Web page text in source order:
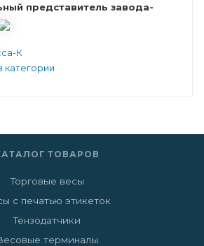
представитель завода-
К
категории
ТОВАРОВ
Торговые весы
с печатью этикеток
Тензодатчики
терминалы